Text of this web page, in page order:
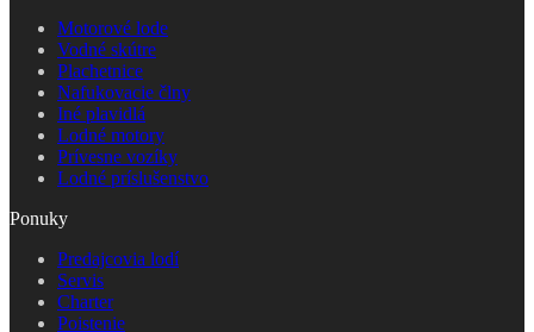
Motorové lode
Vodné skútre
Plachetnice
Nafukovacie člny
Iné plavidlá
Lodné motory
Prívesne vozíky
Lodné príslušenstvo
Ponuky
Predajcovia lodí
Servis
Charter
Poistenie